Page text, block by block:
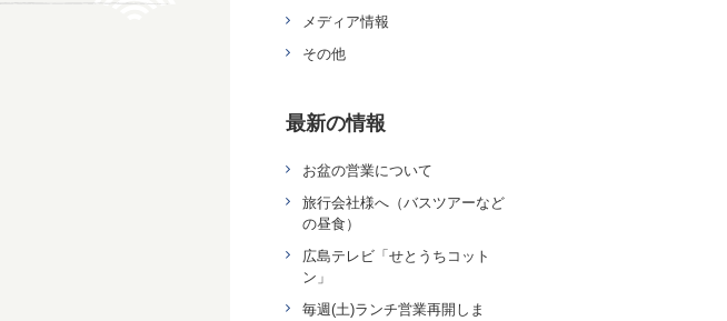
メディア情報
その他
最新の情報
お盆の営業について
旅行会社様へ（バスツアーなど
の昼食）
広島テレビ「せとうちコット
ン」
毎週(土)ランチ営業再開しま